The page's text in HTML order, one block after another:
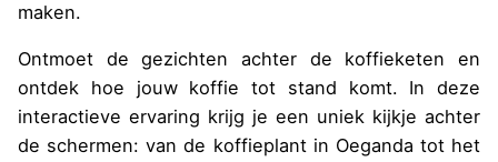
maken.
Ontmoet de gezichten achter de koffieketen en
ontdek hoe jouw koffie tot stand komt. In deze
interactieve ervaring krijg je een uniek kijkje achter
de schermen: van de koffieplant in Oeganda tot het